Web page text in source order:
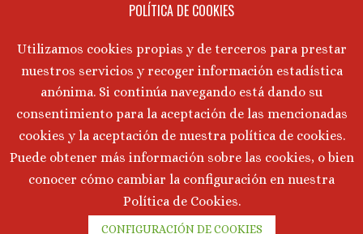
AVISO LEGAL
Aviso Legal Política de Privacidad
Política de Cookies
©2026 Marta Tornos · Todos lo derechos reservados ·
Desarrollado porIntermedio 2.0
POLÍTICA DE COOKIES
Utilizamos cookies propias y de terceros para prestar
nuestros servicios y recoger información estadística
anónima. Si continúa navegando está dando su
consentimiento para la aceptación de las mencionadas
cookies y la aceptación de nuestra política de cookies.
Puede obtener más información sobre las cookies, o bien
conocer cómo cambiar la configuración en nuestra
Política de Cookies.
CONFIGURACIÓN DE COOKIES